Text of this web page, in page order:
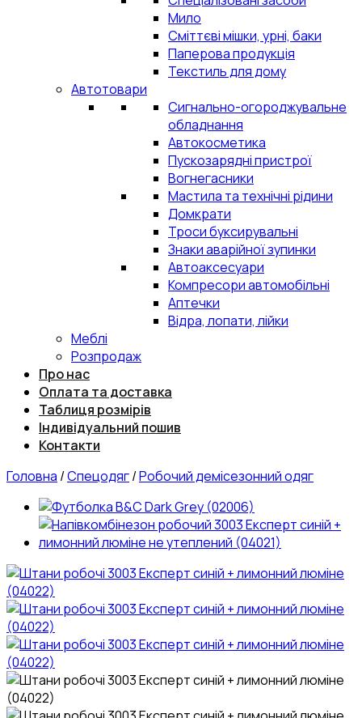
Мило
Сміттєві мішки, урні, баки
Паперова продукція
Текстиль для дому
Автотовари
Сигнально-огороджувальне
обладнання
Автокосметика
Пускозарядні пристрої
Вогнегасники
Мастила та технічні рідини
Домкрати
Троси буксирувальні
Знаки аварійної зупинки
Автоаксесуари
Компресори автомобільні
Аптечки
Відра, лопати, лійки
Меблі
Розпродаж
Про нас
Оплата та доставка
Таблиця розмірів
Індивідуальний пошив
Контакти
Головна /Спецодяг/Робочий демісезонний одяг